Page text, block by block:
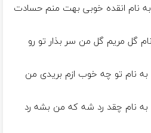
نام انقده خوبی بهت منم حسادت
گل مریم گل من سر بذار تو رو
به نام تو چه خوب ازم بریدی من
به نام چقد رد شه که من بشه رد